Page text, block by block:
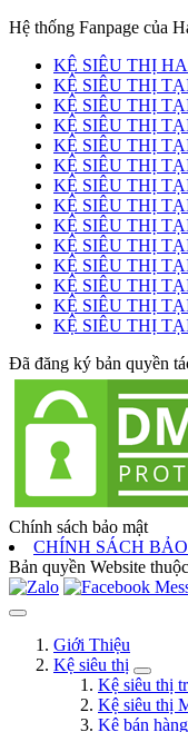
Hệ thống Fanpage của
KỆ SIÊU THỊ
KỆ SIÊU THỊ
KỆ SIÊU THỊ
KỆ SIÊU THỊ
KỆ SIÊU THỊ
KỆ SIÊU THỊ
KỆ SIÊU THỊ
KỆ SIÊU THỊ
KỆ SIÊU THỊ
KỆ SIÊU THỊ
KỆ SIÊU THỊ
KỆ SIÊU THỊ
KỆ SIÊU THỊ
KỆ SIÊU THỊ
Đã đăng ký bản quyền
Chính sách bảo mật
CHÍNH SÁCH
Bản quyền Website
Giới Thiệu
Kệ siêu thị
Kệ siêu thị
Kệ siêu thị
Kệ bán